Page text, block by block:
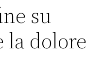
su
la dolore